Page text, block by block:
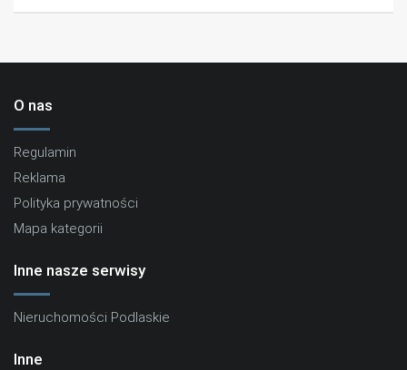
O nas
Regulamin
Reklama
Polityka prywatności
Mapa kategorii
Inne nasze serwisy
Nieruchomości Podlaskie
Inne